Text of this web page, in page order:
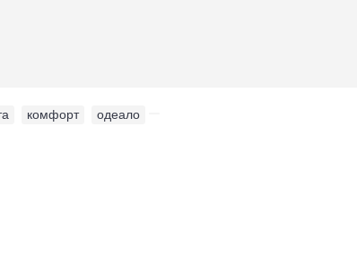
комфорт одеало